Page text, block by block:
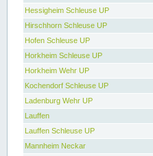
Hessigheim Schleuse UP
Hirschhorn Schleuse UP
Hofen Schleuse UP
Horkheim Schleuse UP
Horkheim Wehr UP
Kochendorf Schleuse UP
Ladenburg Wehr UP
Lauffen
Lauffen Schleuse UP
Mannheim Neckar